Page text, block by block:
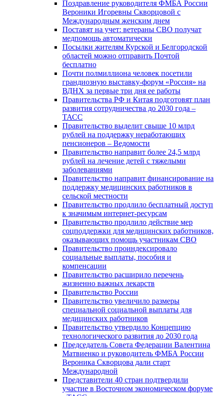
Поздравление руководителя ФМБА России
Вероники Игоревны Скворцовой с
Международным женским днем
Поставят на учет: ветераны СВО получат
медпомощь автоматически
Посылки жителям Курской и Белгородской
областей можно отправить Почтой
бесплатно
Почти полмиллиона человек посетили
грандиозную выставку-форум «Россия» на
ВДНХ за первые три дня ее работы
Правительства РФ и Китая подготовят план
развития сотрудничества до 2030 года –
ТАСС
Правительство выделит свыше 10 млрд
рублей на поддержку неработающих
пенсионеров – Ведомости
Правительство направит более 24,5 млрд
рублей на лечение детей с тяжелыми
заболеваниями
Правительство направит финансирование на
поддержку медицинских работников в
сельской местности
Правительство продлило бесплатный доступ
к значимым интернет-ресурсам
Правительство продлило действие мер
соцподдержки для медицинских работников,
оказывающих помощь участникам СВО
Правительство проиндексировало
социальные выплаты, пособия и
компенсации
Правительство расширило перечень
жизненно важных лекарств
Правительство России
Правительство увеличило размеры
специальной социальной выплаты для
медицинских работников
Правительство утвердило Концепцию
технологического развития до 2030 года
Председатель Совета Федерации Валентина
Матвиенко и руководитель ФМБА России
Вероника Скворцова дали старт
Международной
Представители 40 стран подтвердили
участие в Восточном экономическом форуме